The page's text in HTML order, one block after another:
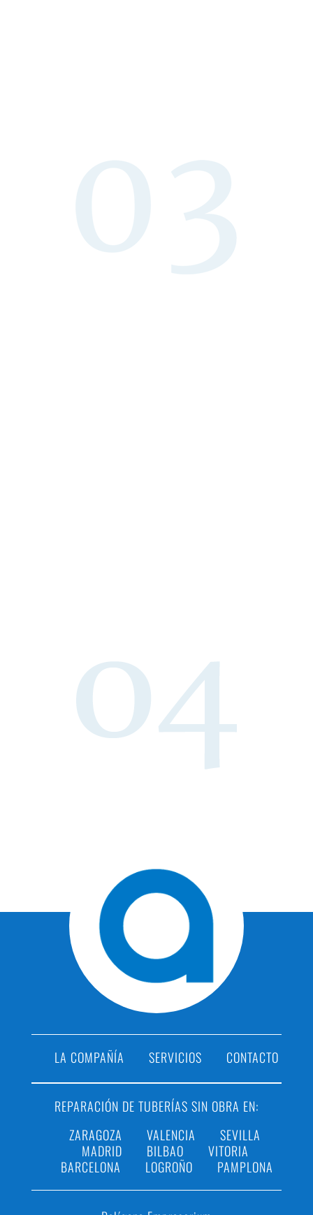
LA COMPAÑÍA SERVICIOS CONTACTO
REPARACIÓN DE TUBERÍAS SIN OBRA EN:
ZARAGOZA
VALENCIA
SEVILLA
MADRID
BILBAO
VITORIA
BARCELONA
LOGROÑO PAMPLONA